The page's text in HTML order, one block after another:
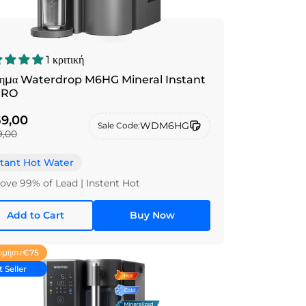
1 κριτική
Waterdrop M6HG Mineral Instant
Sale Code:WDM6HG
Hot Water
99% of Lead | Instent Hot
Add to Cart Buy Now
€75
Seller